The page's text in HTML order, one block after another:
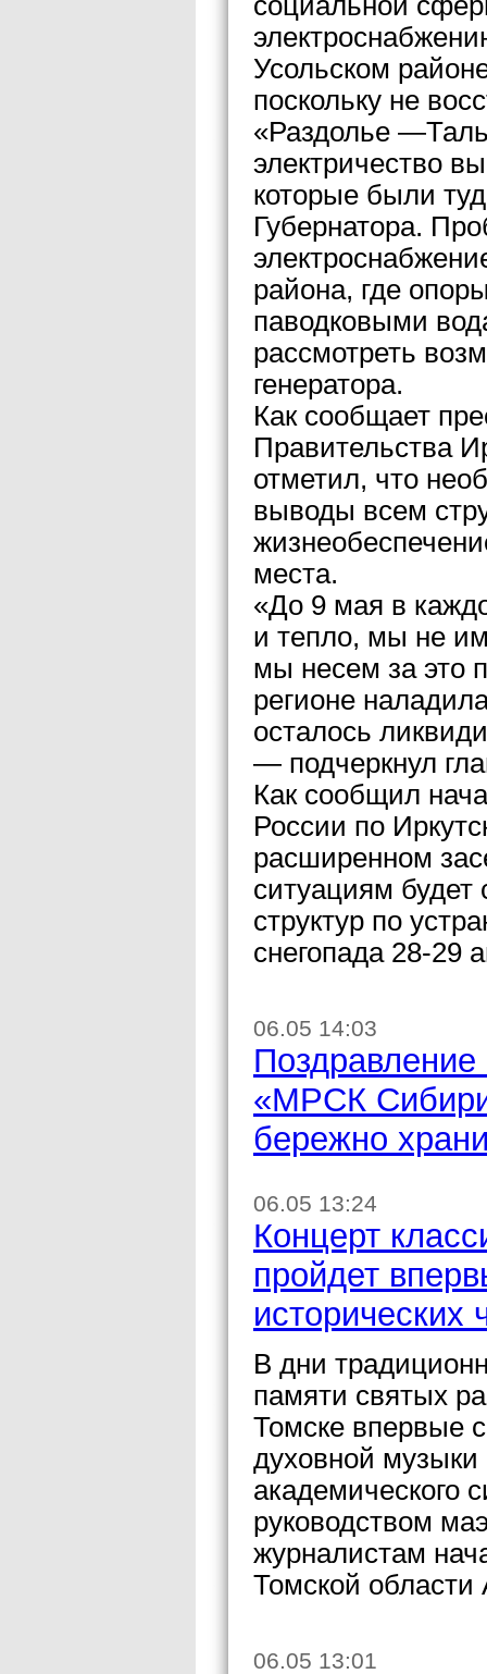
Усольском
поскольку не
«Раздолье
электричество
которые были
Губернатора.
района, где
паводковыми
рассмотреть
генератора.
Как сообщает
Правительства
отметил, что
выводы всем
места.
«До 9 мая в
и тепло, мы не
мы несем за это
регионе
осталось
— подчеркнул
Как сообщил
России по
расширенном
ситуациям
структур по
снегопада 28-29
06.05 14:03
Поздравление
«МРСК
бережно
06.05 13:24
Концерт
пройдет
исторических
В дни
памяти святых
Томске впервые
духовной музыки
академического
руководством
журналистам
Томской области
06.05 13:01